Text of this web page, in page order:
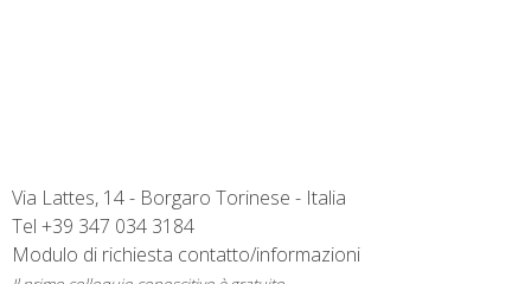
Via Lattes, 14 - Borgaro Torinese - Italia
Tel +39 347 034 3184
Modulo di richiesta contatto/informazioni